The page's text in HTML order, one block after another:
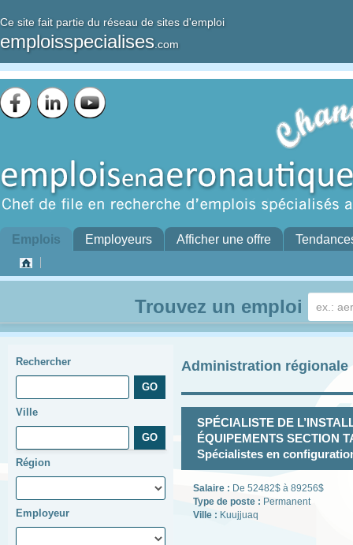
Ce site fait partie du réseau de sites d'emploi
emploisspecialises .com
Emplois Employeurs Afficher une offre
Trouvez un emploi
Rechercher
Ville
Région
Employeur
Administration régionale
SPÉCIALISTE DE
ÉQUIPEMENTS SECTION
Spécialistes en
Salaire : De 52482$ à 89256$
Type de poste : Permanent
Ville : Kuujjuaq